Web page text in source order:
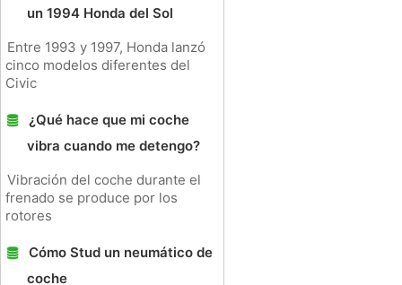
un 1994 Honda del Sol
Entre 1993 y 1997, Honda lanzó
cinco modelos diferentes del
Civic
¿Qué hace que mi coche
vibra cuando me detengo?
Vibración del coche durante el
frenado se produce por los
rotores
Cómo Stud un neumático de
coche